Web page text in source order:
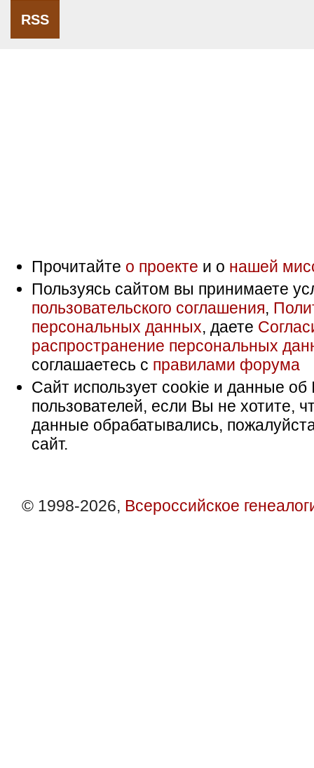
RSS
Прочитайте о проекте и о нашей
Пользуясь сайтом вы принимаете
пользовательского соглашения,
персональных данных, даете
распространение персональных
соглашаетесь с правилами форума
Сайт использует cookie и данные об
пользователей, если Вы не хотите,
данные обрабатывались,
сайт.
© 1998-2026, Всероссийское